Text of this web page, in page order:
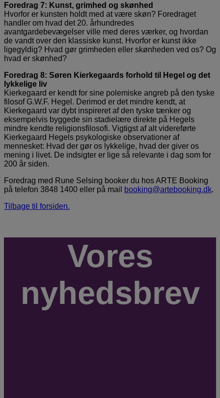
Foredrag 7: Kunst, grimhed og skønhed
Hvorfor er kunsten holdt med at være skøn? Foredraget
handler om hvad det 20. århundredes
avantgardebevægelser ville med deres værker, og hvordan
de vandt over den klassiske kunst. Hvorfor er kunst ikke
ligegyldig? Hvad gør grimheden eller skønheden ved os? Og
hvad er skønhed?
Foredrag 8: Søren Kierkegaards forhold til Hegel og det
lykkelige liv
Kierkegaard er kendt for sine polemiske angreb på den tyske
filosof G.W.F. Hegel. Derimod er det mindre kendt, at
Kierkegaard var dybt inspireret af den tyske tænker og
eksempelvis byggede sin stadielære direkte på Hegels
mindre kendte religionsfilosofi. Vigtigst af alt videreførte
Kierkegaard Hegels psykologiske observationer af
mennesket: Hvad der gør os lykkelige, hvad der giver os
mening i livet. De indsigter er lige så relevante i dag som for
200 år siden.
Foredrag med Rune Selsing booker du hos ARTE Booking
på telefon 3848 1400 eller på mail
booking@artebooking.dk.
Tilbage til forsiden.
Vores
nyhedsbrev